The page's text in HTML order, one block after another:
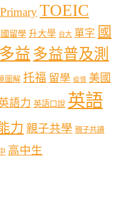
TOEIC
留學 升大學 台大 單字 國
多益 多益普及測
圖解 托福 留學 疫情 美國
語力 英語口說 英語
力 親子共學 親子共讀
高中生